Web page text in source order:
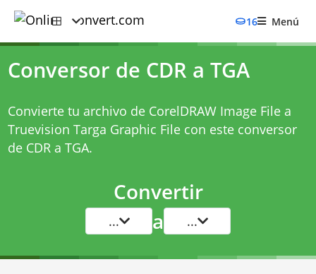
16 Menú
Conversor de CDR a TGA
Convierte tu archivo de CorelDRAW Image File a
Truevision Targa Graphic File con este conversor
de CDR a TGA.
Convertir
... a ...